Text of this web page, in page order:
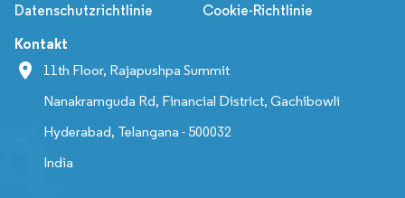
Datenschutzrichtlinie Cookie-Richtlinie
Kontakt
11th Floor, Rajapushpa Summit
Nanakramguda Rd, Financial District, Gachibowli
Hyderabad, Telangana - 500032
India